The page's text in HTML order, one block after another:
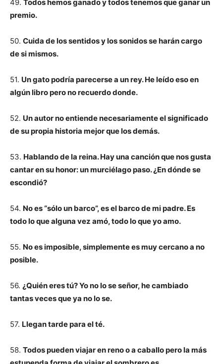
49. Todos hemos ganado y todos tenemos que ganar un
premio.
50. Cuida de los sentidos y los sonidos se harán cargo
de si mismos.
51. Un gato podría parecerse a un rey. He leído eso en
algún libro pero no recuerdo donde.
52. Un autor no entiende necesariamente el significado
de su propia historia mejor que los demás.
53. Hablando de la reina. Hay una canción que nos gusta
cantar en su honor: un murciélago paso. ¿En dónde se
escondió?
54. No es “sólo un barco”, es el barco de mi padre. Es
todo lo que alguna vez amó, todo lo que yo amo.
55. No es imposible, simplemente es muy cercano a no
posible.
56. ¿Quién eres tú? Yo no lo se señor, he cambiado
tantas veces que ya no lo se.
57. Llegan tarde para el té.
58. Todos pueden viajar en reno o a caballo pero la más